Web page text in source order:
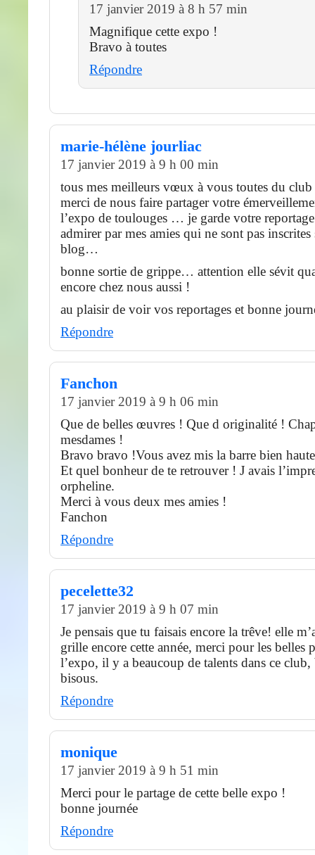
17 janvier 2019 à 8 h 57 min
Magnifique cette expo !
Bravo à toutes
Répondre
marie-hélène jourliac
17 janvier 2019 à 9 h 00 min
tous mes meilleurs vœux à vous toutes du club
merci de nous faire partager votre
l’expo de toulouges … je garde votre
admirer par mes amies qui ne sont pas
blog…
bonne sortie de grippe… attention elle sévit
encore chez nous aussi !
au plaisir de voir vos reportages et bonne
Répondre
Fanchon
17 janvier 2019 à 9 h 06 min
Que de belles œuvres ! Que d originalité !
mesdames !
Bravo bravo !Vous avez mis la barre bien
Et quel bonheur de te retrouver ! J avais
orpheline.
Merci à vous deux mes amies !
Fanchon
Répondre
pecelette32
17 janvier 2019 à 9 h 07 min
Je pensais que tu faisais encore la trêve! elle
grille encore cette année, merci pour les belles
l’expo, il y a beaucoup de talents dans ce
bisous.
Répondre
monique
17 janvier 2019 à 9 h 51 min
Merci pour le partage de cette belle expo !
bonne journée
Répondre